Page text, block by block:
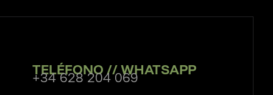
TELÉFONO // WHATSAPP
+34 628 204 069